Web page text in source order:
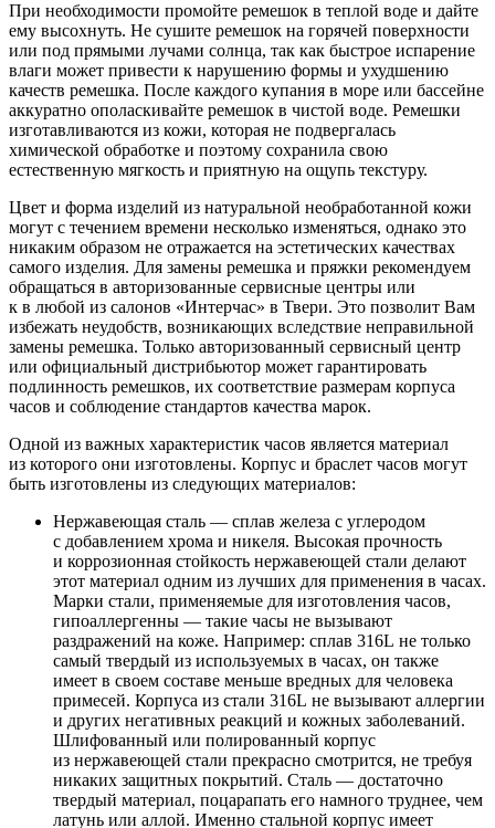
При необходимости промойте ремешок в теплой воде и дайте
ему высохнуть. Не сушите ремешок на горячей поверхности
или под прямыми лучами солнца, так как быстрое испарение
влаги может привести к нарушению формы и ухудшению
качеств ремешка. После каждого купания в море или бассейне
аккуратно ополаскивайте ремешок в чистой воде. Ремешки
изготавливаются из кожи, которая не подвергалась
химической обработке и поэтому сохранила свою
естественную мягкость и приятную на ощупь текстуру.
Цвет и форма изделий из натуральной необработанной кожи
могут с течением времени несколько изменяться, однако это
никаким образом не отражается на эстетических качествах
самого изделия. Для замены ремешка и пряжки рекомендуем
обращаться в авторизованные сервисные центры или
к в любой из салонов «Интерчас» в Твери. Это позволит Вам
избежать неудобств, возникающих вследствие неправильной
замены ремешка. Только авторизованный сервисный центр
или официальный дистрибьютор может гарантировать
подлинность ремешков, их соответствие размерам корпуса
часов и соблюдение стандартов качества марок.
Одной из важных характеристик часов является материал
из которого они изготовлены. Корпус и браслет часов могут
быть изготовлены из следующих материалов:
Нержавеющая сталь — сплав железа с углеродом
с добавлением хрома и никеля. Высокая прочность
и коррозионная стойкость нержавеющей стали делают
этот материал одним из лучших для применения в часах.
Марки стали, применяемые для изготовления часов,
гипоаллергенны — такие часы не вызывают
раздражений на коже. Например: сплав 316L не только
самый твердый из используемых в часах, он также
имеет в своем составе меньше вредных для человека
примесей. Корпуса из стали 316L не вызывают аллергии
и других негативных реакций и кожных заболеваний.
Шлифованный или полированный корпус
из нержавеющей стали прекрасно смотрится, не требуя
никаких защитных покрытий. Сталь — достаточно
твердый материал, поцарапать его намного труднее, чем
латунь или аллой. Именно стальной корпус имеет